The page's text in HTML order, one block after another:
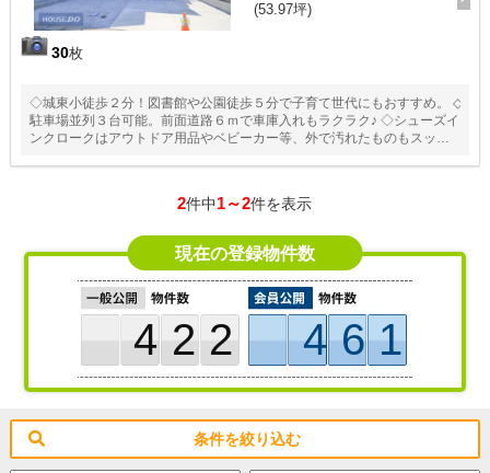
30枚
(53.97坪)
◇城東小徒歩２分！図書館や公園徒歩５分で子育て世代にもおすすめ。 ◇
駐車場並列３台可能。前面道路６ｍで車庫入れもラクラク♪ ◇シューズイ
ンクロークはアウトドア用品やベビーカー等、外で汚れたものもスッキ
空間としても便利
2件中1～2件を表示
現在の登録物件数
422 461
条件を絞り込む